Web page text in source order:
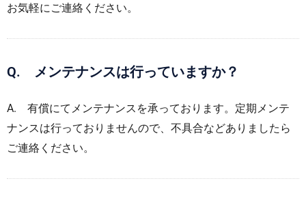
お気軽にご連絡ください。
Q. メンテナンスは行っていますか？
A. 有償にてメンテナンスを承っております。定期メンテ
ナンスは行っておりませんので、不具合などありましたら
ご連絡ください。